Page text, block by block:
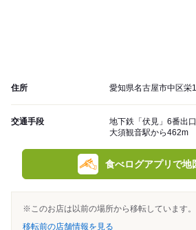
住所 愛知県名古屋市中区栄
交通手段
地下鉄「伏見」6番出
大須観音駅から462m
食べログアプリで地
※このお店は以前の場所から移転しています。
移転前の店舗情報を見る